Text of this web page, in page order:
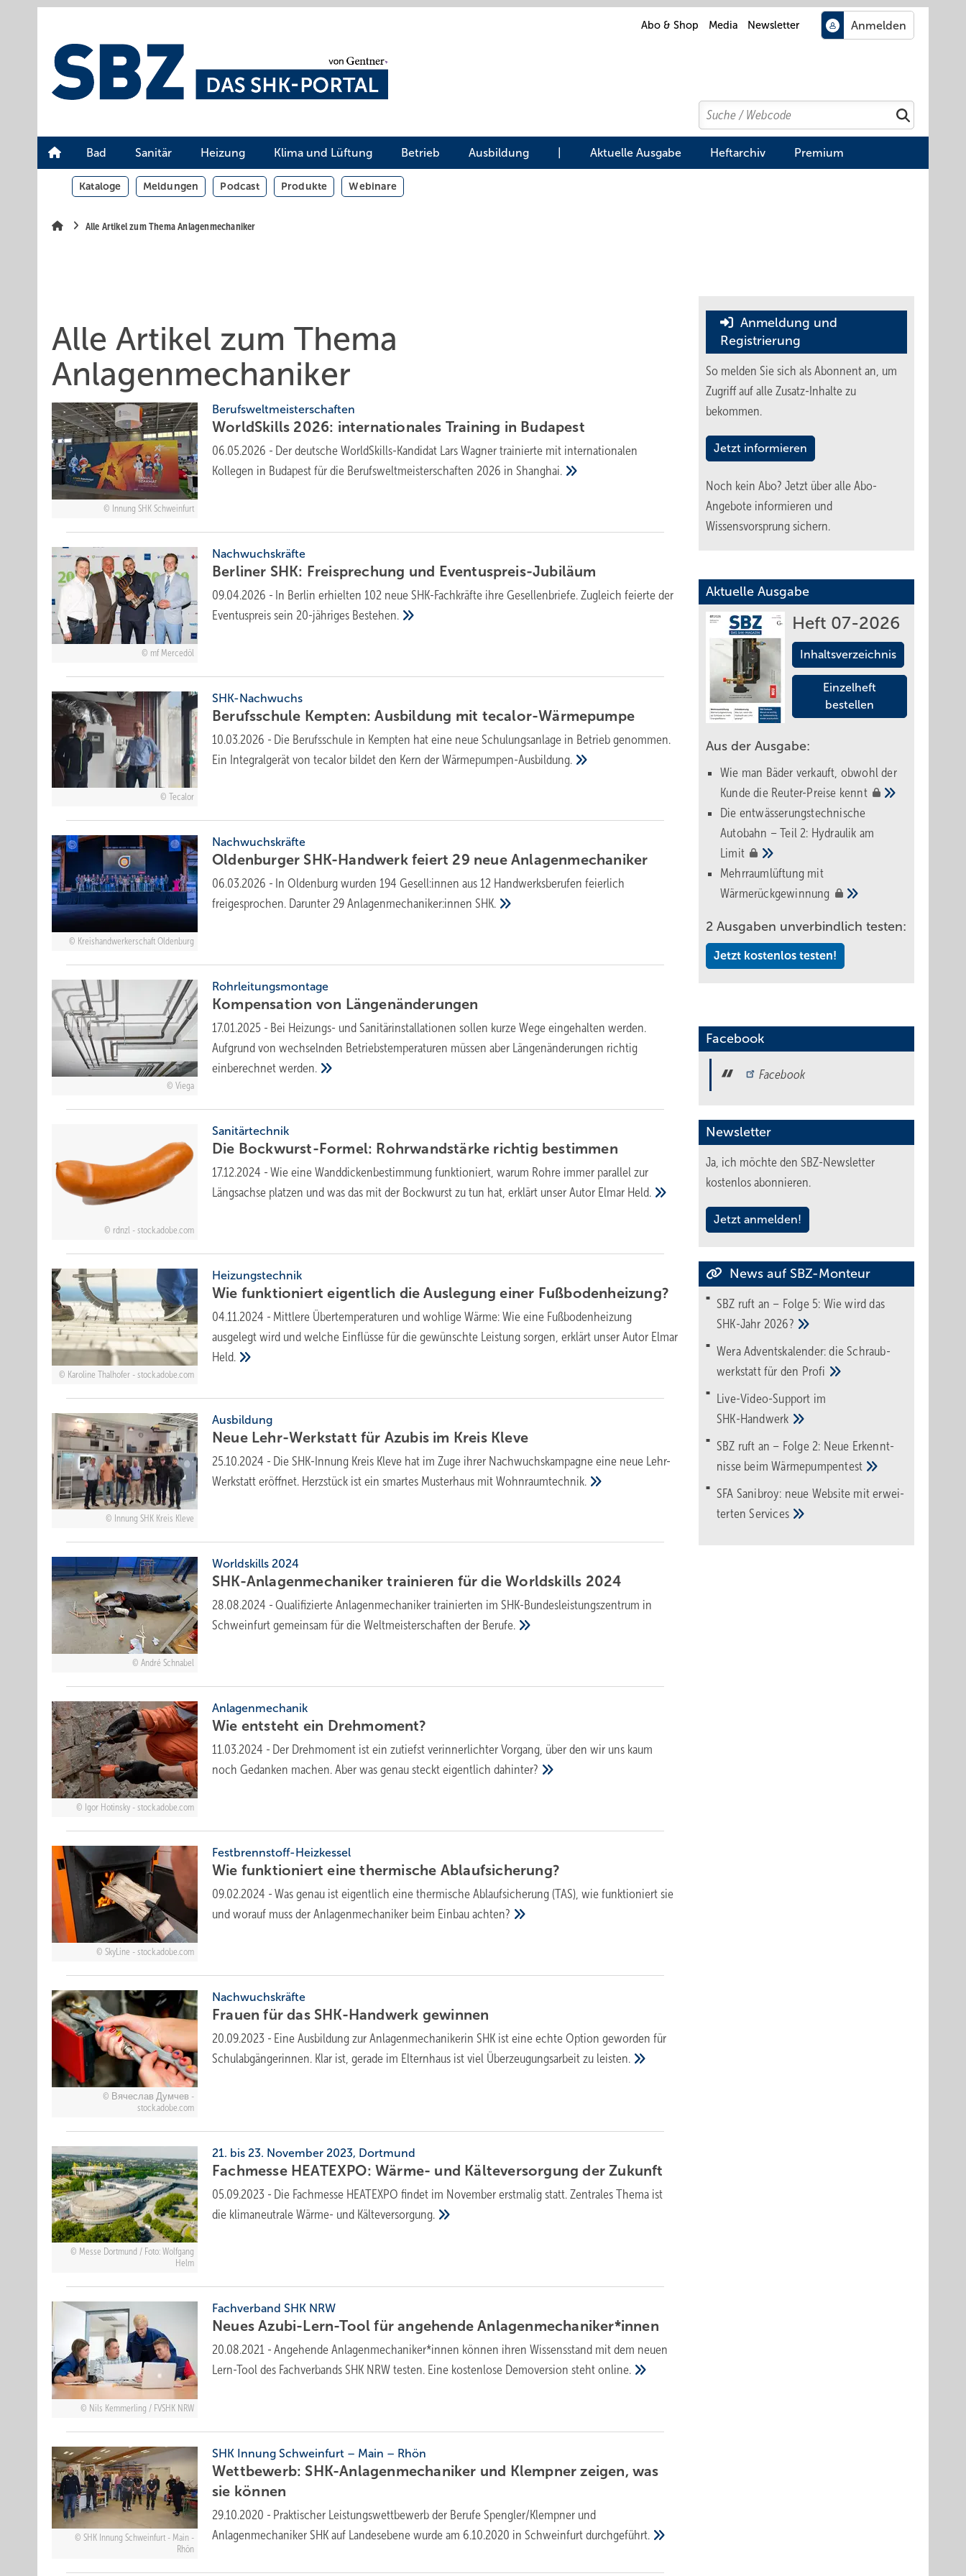
Abo & Shop Media Newsletter
Search
Suchen
Bad Sanitär Heizung Klima und Lüftung Betrieb Ausbildung Aktuelle Ausgabe Heftarchiv Premium
Kataloge Meldungen Podcast Produkte Webinare
Alle Artikel zum Thema Anlagenmechaniker
Alle Artikel zum Thema
Anlagenmechaniker
Innung SHK Schweinfurt
Berufsweltmeisterschaften
WorldSkills 2026: in­ter­na­tio­na­les Trai­ning in Bu­da­pest
06.05.2026 - Der deutsche WorldSkills-Kandidat Lars Wagner trainierte mit internationalen
Kollegen in Budapest für die Berufsweltmeisterschaften 2026 inShanghai.
mf Mercedöl
Nachwuchskräfte
Berliner SHK: Frei­spre­chung und Even­tus­preis-Ju­bi­lä­um
09.04.2026 - In Berlin erhielten 102 neue SHK-Fachkräfte ihre Gesellenbriefe. Zugleich feierte der
Eventuspreis sein 20-jähriges Bestehen.
Tecalor
SHK-Nachwuchs
Berufsschule Kempten: Aus­bil­dung mit tecalor-Wär­me­pum­pe
10.03.2026 - Die Berufsschule in Kempten hat eine neue Schulungsanlage in Betrieb genommen.
Ein Integralgerät von tecalor bildet den Kern derWärmepumpen-Ausbildung.
Kreishandwerkerschaft Oldenburg
Nachwuchskräfte
Oldenburger SHK-Hand­werk fei­ert 29 neueAn­la­gen­me­cha­ni­ker
06.03.2026 - In Oldenburg wurden 194 Gesell:innen aus 12 Handwerksberufen feierlich
freigesprochen. Darunter 29 Anlagenmechaniker:innenSHK.
Viega
Rohrleitungsmontage
Kom­pen­sa­ti­on von Län­gen­än­de­run­gen
17.01.2025 - Bei Heizungs- und Sanitärinstallationen sollen kurze Wege eingehalten werden.
Aufgrund von wechselnden Betriebstemperaturen müssen aber Längenänderungen richtig
einberechnetwerden.
rdnzl - stock.adobe.com
Sanitärtechnik
Die Bock­wurst-Formel: Rohr­wand­stärke richtig be­stimmen
17.12.2024 - Wie eine Wanddickenbestimmung funktioniert, warum Rohre immer parallel zur
Längsachse platzen und was das mit der Bockwurst zu tun hat, erklärt unser Autor Elmar Held.
Karoline Thalhofer - stock.adobe.com
Heizungstechnik
Wie funktioniert eigentlich die Auslegung einer Fußbodenheizung?
04.11.2024 - Mittlere Übertemperaturen und wohlige Wärme: Wie eine Fußbodenheizung
ausgelegt wird und welche Einflüsse für die gewünschte Leistung sorgen, erklärt unser Autor Elmar
Held.
Innung SHK Kreis Kleve
Ausbildung
Neue Lehr-Werkstatt für Azubis im Kreis Kleve
25.10.2024 - Die SHK-Innung Kreis Kleve hat im Zuge ihrer Nachwuchskampagne eine neue Lehr-
Werkstatt eröffnet. Herzstück ist ein smartes Musterhaus mitWohnraumtechnik.
André Schnabel
Worldskills 2024
SHK-Anlagenmechaniker trainieren für die Worldskills 2024
28.08.2024 - Qualifizierte Anlagenmechaniker trainierten im SHK-Bundesleistungszentrum in
Schweinfurt gemeinsam für die Weltmeisterschaften der Berufe.
Igor Hotinsky - stock.adobe.com
Anlagenmechanik
Wie entsteht ein Drehmoment?
11.03.2024 - Der Drehmoment ist ein zutiefst verinnerlichter Vorgang, über den wir uns kaum
noch Gedanken machen. Aber was genau steckt eigentlichdahinter?
SkyLine - stock.adobe.com
Festbrennstoff-Heizkessel
Wie funktioniert eine thermische Ablaufsicherung?
09.02.2024 - Was genau ist eigentlich eine thermische Ablaufsicherung (TAS), wie funktioniert sie
und worauf muss der Anlagenmechaniker beim Einbauachten?
Вячеслав Думчев -
stock.adobe.com
Nachwuchskräfte
Frauen für das SHK-Handwerk gewinnen
20.09.2023 - Eine Ausbildung zur Anlagenmechanikerin SHK ist eine echte Option geworden für
Schulabgängerinnen. Klar ist, gerade im Elternhaus ist viel Überzeugungsarbeit zu leisten.
Messe Dortmund / Foto: Wolfgang
Helm
21. bis 23. November 2023, Dortmund
Fachmesse HEATEXPO: Wärme- und Kälte­versorgung derZukunft
05.09.2023 - Die Fachmesse HEATEXPO findet im November erstmalig statt. Zentrales Thema ist
die klimaneutrale Wärme- und Kälteversorgung.
Nils Kemmerling / FVSHK NRW
Fachverband SHK NRW
Neues Azubi-Lern-Tool für angehendeAnlagenmechaniker*innen
20.08.2021 - Angehende Anlagenmechaniker*innen können ihren Wissensstand mit dem neuen
Lern-Tool des Fachverbands SHK NRW testen. Eine kostenlose Demoversion stehtonline.
SHK Innung Schweinfurt - Main -
Rhön
SHK Innung Schweinfurt – Main – Rhön
Wettbewerb: SHK-Anlagenmechaniker und Klempner zeigen, was
sie können
29.10.2020 - Praktischer Leistungswettbewerb der Berufe Spengler/Klempner und
Anlagenmechaniker SHK auf Landesebene wurde am 6.10.2020 in Schweinfurtdurchgeführt.
Anmeldung und
Registrierung
So melden Sie sich als Abonnent an, um
Zugriff auf alle Zusatz-Inhalte zu
bekommen.
Jetzt informieren
Noch kein Abo? Jetzt über alle Abo-
Angebote informieren und
Wissensvorsprung sichern.
Aktuelle Ausgabe
Heft 07-2026
Inhaltsverzeichnis
Einzelheft
bestellen
Aus der Ausgabe:
Wie man Bäder verkauft, obwohl der
Kunde die Reuter-Preise kennt
Die entwässerungstechnische
Autobahn – Teil 2: Hydraulik am
Limit
Mehrraumlüftung mit
Wärmerückgewinnung
2 Ausgaben unverbindlich testen:
Jetzt kostenlos testen!
Facebook
Facebook
Newsletter
Ja, ich möchte den SBZ-Newsletter
kostenlos abonnieren.
Jetzt anmelden!
News auf SBZ-Monteur
SBZ ruft an – Folge 5: Wie wird das
SHK-Jahr 2026?
Wera Adventskalender: die Schraub­
werk­statt für den Pro­fi
Live-Video-Support im
SHK-Handwerk
SBZ ruft an – Folge 2: Neue Erkennt­
nisse beimWärme­pumpen­test
SFA Sanibroy: neue Web­site mit erwei­
tertenServices